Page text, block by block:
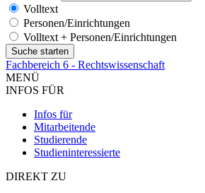
Volltext
Personen/Einrichtungen
Volltext + Personen/Einrichtungen
Fachbereich 6 - Rechtswissenschaft
MENÜ
INFOS FÜR
Infos für
Mitarbeitende
Studierende
Studieninteressierte
DIREKT ZU